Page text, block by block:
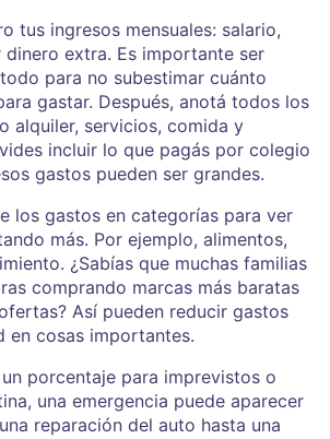
tus ingresos mensuales: salario,
dinero extra. Es importante ser
para no subestimar cuánto
gastar. Después, anotá todos los
alquiler, servicios, comida y
incluir lo que pagás por colegio
gastos pueden ser grandes.
los gastos en categorías para ver
más. Por ejemplo, alimentos,
¿Sabías que muchas familias
comprando marcas más baratas
Así pueden reducir gastos
en cosas importantes.
porcentaje para imprevistos o
una emergencia puede aparecer
reparación del auto hasta una